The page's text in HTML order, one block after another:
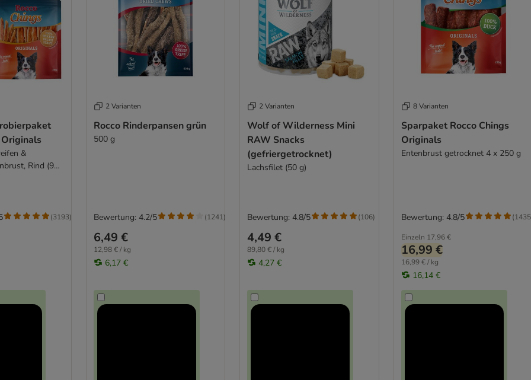
&
Rind (900
(3193)
2 Varianten
Rocco Rinderpansen grün
500 g
6,49 €
12,98 € / kg
6,17 €
Bewertung: 4.2/5 (1241)
2 Varianten
Wolf of Wilderness Mini
RAW Snacks
(gefriergetrocknet)
Lachsfilet (50 g)
4,49 €
89,80 € / kg
4,27 €
Bewertung: 4.8/5 (106)
8 Varianten
Sparpaket Rocco Chings
Originals
Entenbrust getrocknet 4 x 250 g
Einzeln 17,96 €
16,99 €
16,99 € / kg
16,14 €
Bewertung: 4.8/5 (1435